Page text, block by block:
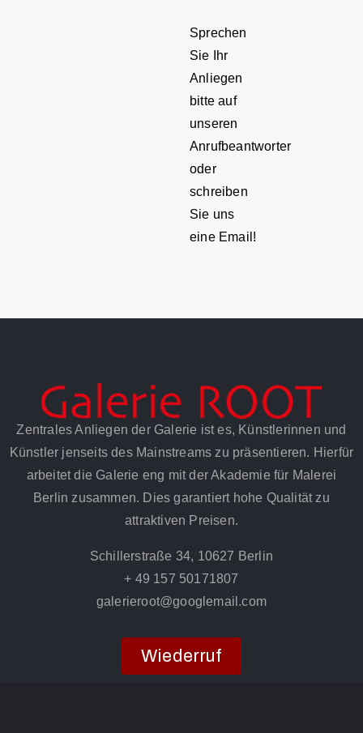
Sprechen
Sie Ihr
Anliegen
bitte auf
unseren
Anrufbeantworter
oder
schreiben
Sie uns
eine Email!
Zentrales Anliegen der Galerie ist es, Künstlerinnen und
Künstler jenseits des Mainstreams zu präsentieren. Hierfür
arbeitet die Galerie eng mit der Akademie für Malerei
Berlin zusammen. Dies garantiert hohe Qualität zu
attraktiven Preisen.
Schillerstraße 34, 10627 Berlin
+ 49 157 50171807
galerieroot@googlemail.com
Wiederruf